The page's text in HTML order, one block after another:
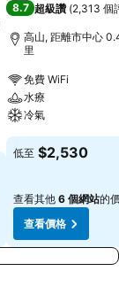
8.7 超級讚 (2,313 個
高山, 距離市中心
里
免費 WiFi
水療
冷氣
低至 $2,530
查看其他 6 個網站的
查看價格